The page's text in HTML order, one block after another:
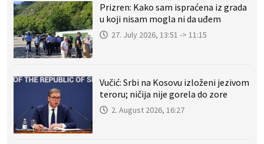
Prizren: Kako sam ispraćena iz grada
u koji nisam mogla ni da uđem
27. July 2026, 13:51 -> 11:15
Vučić: Srbi na Kosovu izloženi jezivom
teroru; ničija nije gorela do zore
2. August 2026, 16:27